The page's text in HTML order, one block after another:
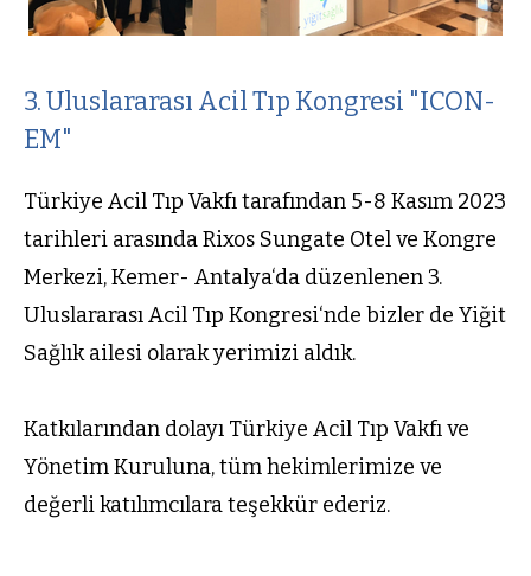
3. Uluslararası Acil Tıp Kongresi "ICON-
EM"
Türkiye Acil Tıp Vakfı tarafından 5-8 Kasım 2023
tarihleri arasında Rixos Sungate Otel ve Kongre
Merkezi, Kemer- Antalya‘da düzenlenen 3.
Uluslararası Acil Tıp Kongresi‘nde bizler de Yiğit
Sağlık ailesi olarak yerimizi aldık.
Katkılarından dolayı Türkiye Acil Tıp Vakfı ve
Yönetim Kuruluna, tüm hekimlerimize ve
değerli katılımcılara teşekkür ederiz.